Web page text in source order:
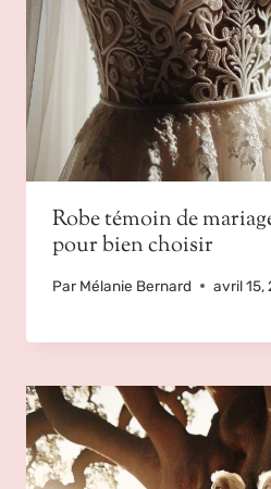
Robe témoin de
pour bien choisir
Par Mélanie Bernard avril 15,